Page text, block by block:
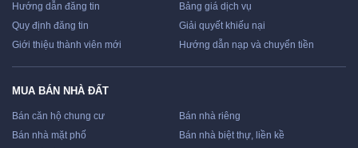
Hướng dẫn đăng tin
Bảng giá dịch vụ
Quy định đăng tin
Giải quyết khiếu nại
Giới thiệu thành viên mới
Hướng dẫn nạp và chuyển tiền
MUA BÁN NHÀ ĐẤT
Bán căn hộ chung cư
Bán nhà riêng
Bán nhà mặt phố
Bán nhà biệt thự, liền kề